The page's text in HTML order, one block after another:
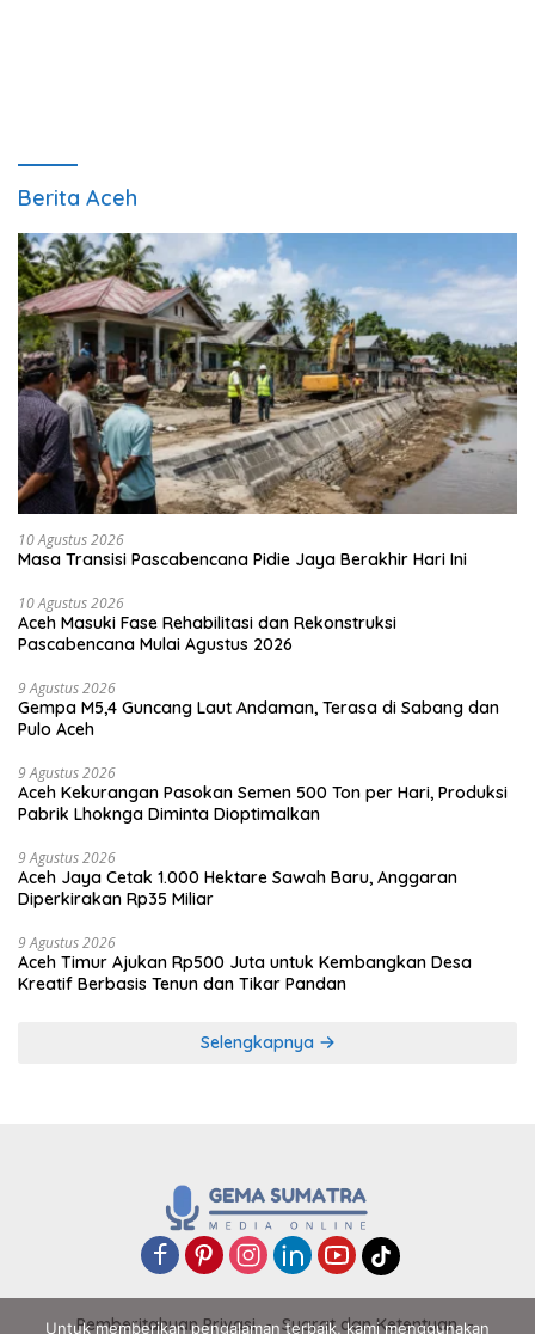
Berita Aceh
10 Agustus 2026
Masa Transisi Pascabencana Pidie Jaya Berakhir Hari Ini
10 Agustus 2026
Aceh Masuki Fase Rehabilitasi dan Rekonstruksi
Pascabencana Mulai Agustus 2026
9 Agustus 2026
Gempa M5,4 Guncang Laut Andaman, Terasa di Sabang dan
Pulo Aceh
9 Agustus 2026
Aceh Kekurangan Pasokan Semen 500 Ton per Hari, Produksi
Pabrik Lhoknga Diminta Dioptimalkan
9 Agustus 2026
Aceh Jaya Cetak 1.000 Hektare Sawah Baru, Anggaran
Diperkirakan Rp35 Miliar
9 Agustus 2026
Aceh Timur Ajukan Rp500 Juta untuk Kembangkan Desa
Kreatif Berbasis Tenun dan Tikar Pandan
Selengkapnya
Pemberitahuan Privasi Syarat dan Ketentuan
Untuk memberikan pengalaman terbaik, kami menggunakan